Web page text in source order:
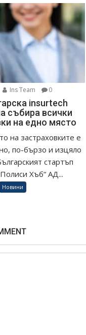
Ins Team 0
insurtech
събира всички
на едно място
на застраховките е
по-бързо и изцяло
стартъп
Хъб“ АД...
Новини